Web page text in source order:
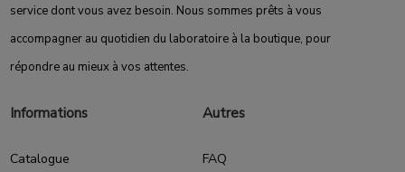
service dont vous avez besoin. Nous sommes prêts à vous
accompagner au quotidien du laboratoire à la boutique, pour
répondre au mieux à vos attentes.
Informations
Catalogue
Autres
FAQ